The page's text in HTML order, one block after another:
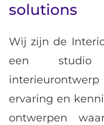
solutions
Wij zijn de
een studio
ervaring en
ontwerpen